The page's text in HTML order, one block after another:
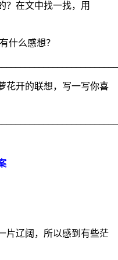
？在文中找一找，用
什么感想？
花开的联想，写一写你喜
片辽阔，所以感到有些茫